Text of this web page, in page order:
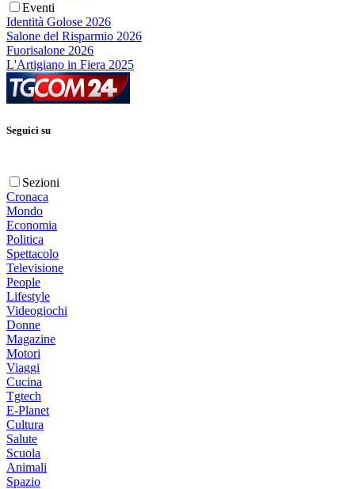
Eventi
Identità Golose 2026
Salone del Risparmio 2026
Fuorisalone 2026
L'Artigiano in Fiera 2025
Seguici su
Sezioni
Cronaca
Mondo
Economia
Politica
Spettacolo
Televisione
People
Lifestyle
Videogiochi
Donne
Magazine
Motori
Viaggi
Cucina
Tgtech
E-Planet
Cultura
Salute
Scuola
Animali
Spazio